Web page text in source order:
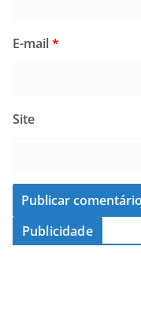
E-mail*
Site
Publicidade